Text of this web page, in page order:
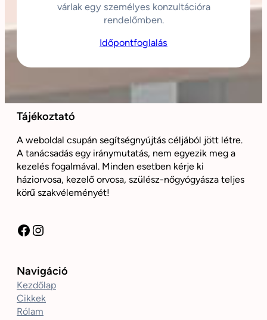
várlak egy személyes konzultációra
rendelőmben.
Időpontfoglalás
Tájékoztató
A weboldal csupán segítségnyújtás céljából jött létre.
A tanácsadás egy iránymutatás, nem egyezik meg a
kezelés fogalmával. Minden esetben kérje ki
háziorvosa, kezelő orvosa, szülész-nőgyógyásza teljes
körű szakvéleményét!
Facebook Instagram
Navigáció
Kezdőlap
Cikkek
Rólam